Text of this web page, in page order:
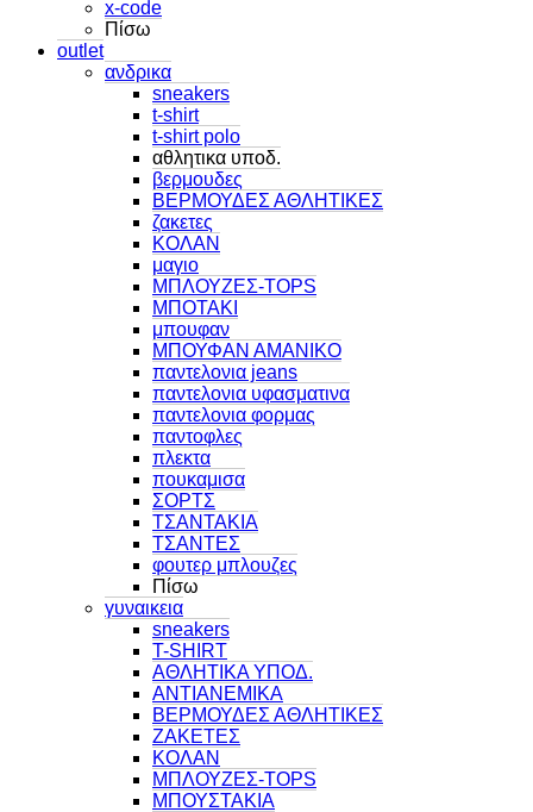
x-code
Πίσω
outlet
ανδρικα
sneakers
t-shirt
t-shirt polo
αθλητικα υποδ.
βερμουδες
ΒΕΡΜΟΥΔΕΣ ΑΘΛΗΤΙΚΕΣ
ζακετες
ΚΟΛΑΝ
μαγιο
ΜΠΛΟΥΖΕΣ-TOPS
ΜΠΟΤΑΚΙ
μπουφαν
ΜΠΟΥΦΑΝ ΑΜΑΝΙΚΟ
παντελονια jeans
παντελονια υφασματινα
παντελονια φορμας
παντοφλες
πλεκτα
πουκαμισα
ΣΟΡΤΣ
ΤΣΑΝΤΑΚΙΑ
ΤΣΑΝΤΕΣ
φουτερ μπλουζες
Πίσω
γυναικεια
sneakers
T-SHIRT
ΑΘΛΗΤΙΚΑ ΥΠΟΔ.
ΑΝΤΙΑΝΕΜΙΚΑ
ΒΕΡΜΟΥΔΕΣ ΑΘΛΗΤΙΚΕΣ
ΖΑΚΕΤΕΣ
ΚΟΛΑΝ
ΜΠΛΟΥΖΕΣ-TOPS
ΜΠΟΥΣΤΑΚΙΑ